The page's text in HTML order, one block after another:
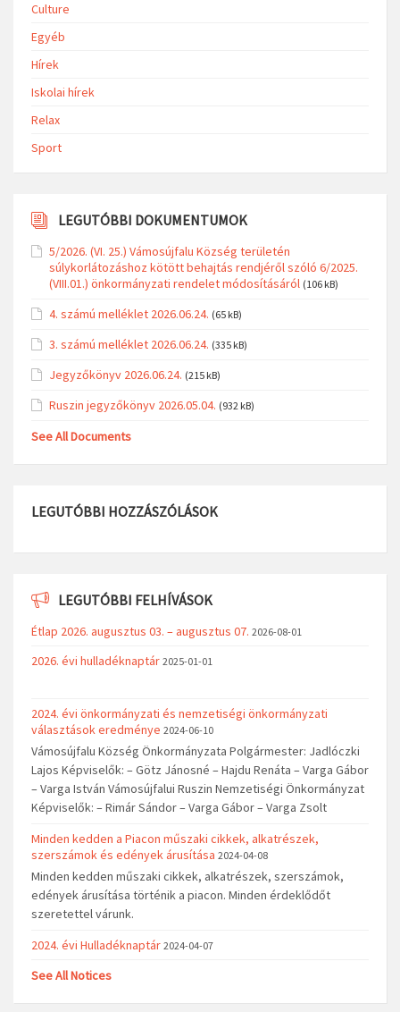
Culture
Egyéb
Hírek
Iskolai hírek
Relax
Sport
LEGUTÓBBI DOKUMENTUMOK
5/2026. (VI. 25.) Vámosújfalu Község területén
súlykorlátozáshoz kötött behajtás rendjéről szóló 6/2025.
(VIII.01.) önkormányzati rendelet módosításáról (106 kB)
4. számú melléklet 2026.06.24. (65 kB)
3. számú melléklet 2026.06.24. (335 kB)
Jegyzőkönyv 2026.06.24. (215 kB)
Ruszin jegyzőkönyv 2026.05.04. (932 kB)
See All Documents
LEGUTÓBBI HOZZÁSZÓLÁSOK
LEGUTÓBBI FELHÍVÁSOK
Étlap 2026. augusztus 03. – augusztus 07. 2026-08-01
2026. évi hulladéknaptár 2025-01-01
2024. évi önkormányzati és nemzetiségi önkormányzati
választások eredménye 2024-06-10
Vámosújfalu Község Önkormányzata Polgármester: Jadlóczki
Lajos Képviselők: – Götz Jánosné – Hajdu Renáta – Varga Gábor
– Varga István Vámosújfalui Ruszin Nemzetiségi Önkormányzat
Képviselők: – Rimár Sándor – Varga Gábor – Varga Zsolt
Minden kedden a Piacon műszaki cikkek, alkatrészek,
szerszámok és edények árusítása 2024-04-08
Minden kedden műszaki cikkek, alkatrészek, szerszámok,
edények árusítása történik a piacon. Minden érdeklődőt
szeretettel várunk.
2024. évi Hulladéknaptár 2024-04-07
See All Notices